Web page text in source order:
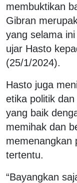
membuktikan
Gibran
yang selama
ujar Hasto
(25/1/2024).
Hasto juga
etika politik
yang baik
memihak dan
memenangkan
tertentu.
“Bayangkan